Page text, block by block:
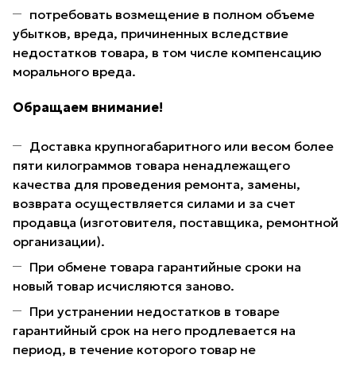
потребовать возмещение в полном объеме
убытков, вреда, причиненных вследствие
недостатков товара, в том числе компенсацию
морального вреда.
Обращаем внимание!
Доставка крупногабаритного или весом более
пяти килограммов товара ненадлежащего
качества для проведения ремонта, замены,
возврата осуществляется силами и за счет
продавца (изготовителя, поставщика, ремонтной
организации).
При обмене товара гарантийные сроки на
новый товар исчисляются заново.
При устранении недостатков в товаре
гарантийный срок на него продлевается на
период, в течение которого товар не